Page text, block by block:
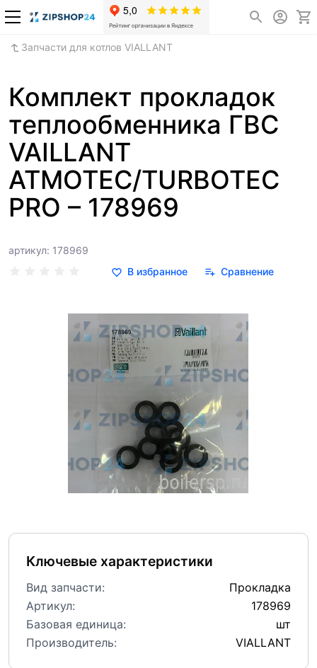
Запчасти для котлов VIALLANT
Комплект прокладок
теплообменника ГВС
VAILLANT
ATMOTEC/TURBOTEC
PRO – 178969
артикул: 178969
В избранное
Сравнение
Ключевые характеристики
Вид запчасти:
Прокладка
Артикул:
178969
Базовая единица:
шт
Производитель:
VIALLANT